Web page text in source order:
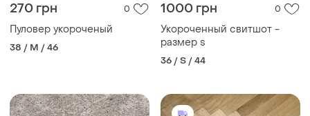
270 грн 0
Пуловер укороченый
38 / M / 46
1000 грн 0
Укороченный свитшот -
размер s
36 / S / 44